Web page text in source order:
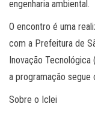
engenharia ambiental.
O encontro é uma
com a Prefeitura de
Inovação
a programação
Sobre o Iclei